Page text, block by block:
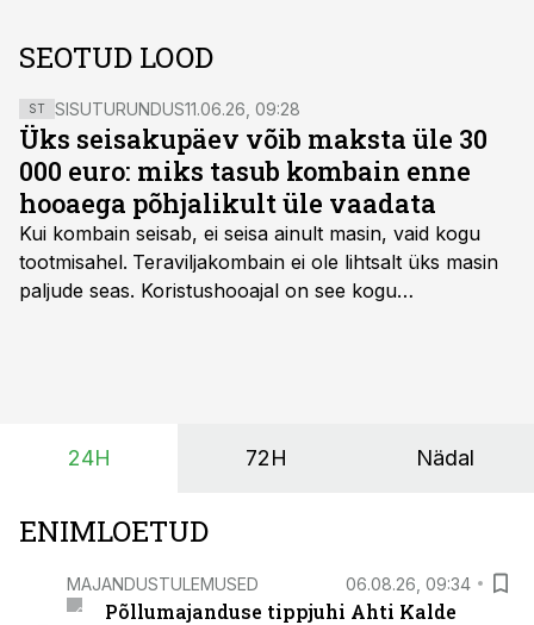
SEOTUD LOOD
ST SISUTURUNDUS11.06.26, 09:28
Üks seisakupäev võib maksta üle 30
000 euro: miks tasub kombain enne
hooaega põhjalikult üle vaadata
Kui kombain seisab, ei seisa ainult masin, vaid kogu
tootmisahel. Teraviljakombain ei ole lihtsalt üks masin
paljude seas. Koristushooajal on see kogu
24H 72H Nädal
ENIMLOETUD
MAJANDUSTULEMUSED 06.08.26, 09:34
Põllumajanduse tippjuhi Ahti Kalde